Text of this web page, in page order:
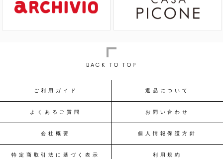
BACK TO TOP
ご利用ガイド 返品について
よくあるご質問 お問い合わせ
会社概要 個人情報保護方針
特定商取引法に基づく表示 利用規約